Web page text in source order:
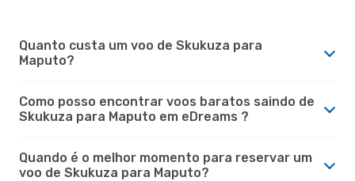
Quanto custa um voo de Skukuza para
Maputo?
Como posso encontrar voos baratos saindo de
Skukuza para Maputo em eDreams ?
Quando é o melhor momento para reservar um
voo de Skukuza para Maputo?